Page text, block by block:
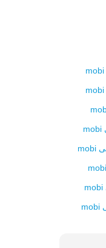
mobi
mobi
mobi
mobi
mobi
mobi
mobi